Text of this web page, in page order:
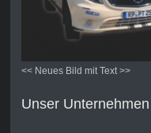
<< Neues Bild mit Text >>
Unser Unternehmen